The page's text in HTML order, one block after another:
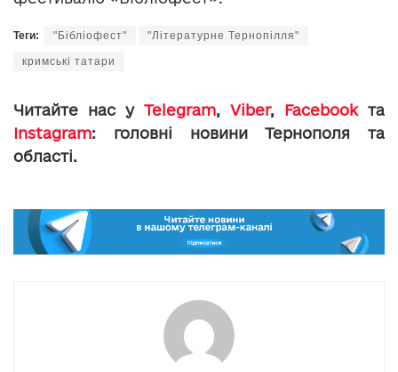
Теги: "Бібліофест" "Літературне Тернопілля"
кримські татари
Читайте нас у Telegram, Viber, Facebookта
Instagram: головні новини Тернополя та
області.